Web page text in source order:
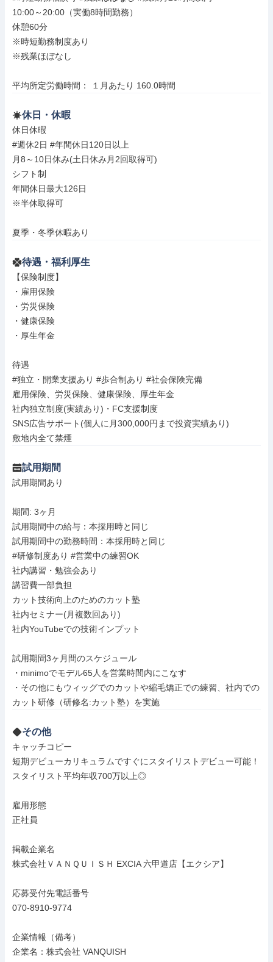
10:00～20:00（実働8時間勤務）
休憩60分
※時短勤務制度あり
※残業ほぼなし
平均所定労働時間： １月あたり 160.0時間
休日・休暇
休日休暇
#週休2日 #年間休日120日以上
月8～10日休み(土日休み月2回取得可)
シフト制
年間休日最大126日
※半休取得可
夏季・冬季休暇あり
待遇・福利厚生
【保険制度】
・雇用保険
・労災保険
・健康保険
・厚生年金
待遇
#独立・開業支援あり #歩合制あり #社会保険完備
雇用保険、労災保険、健康保険、厚生年金
社内独立制度(実績あり)・FC支援制度
SNS広告サポート(個人に月300,000円まで投資実績あり)
敷地内全て禁煙
試用期間
試用期間あり
期間: 3ヶ月
試用期間中の給与：本採用時と同じ
試用期間中の勤務時間：本採用時と同じ
#研修制度あり #営業中の練習OK
社内講習・勉強会あり
講習費一部負担
カット技術向上のためのカット塾
社内セミナー(月複数回あり)
社内YouTubeでの技術インプット
試用期間3ヶ月間のスケジュール
・minimoでモデル65人を営業時間内にこなす
・その他にもウィッグでのカットや縮毛矯正での練習、社内での
カット研修（研修名:カット塾）を実施
その他
キャッチコピー
短期デビューカリキュラムですぐにスタイリストデビュー可能！
スタイリスト平均年収700万以上◎
雇用形態
正社員
掲載企業名
株式会社ＶＡＮＱＵＩＳＨ EXCIA 六甲道店【エクシア】
応募受付先電話番号
070-8910-9774
企業情報（備考）
企業名：株式会社 VANQUISH